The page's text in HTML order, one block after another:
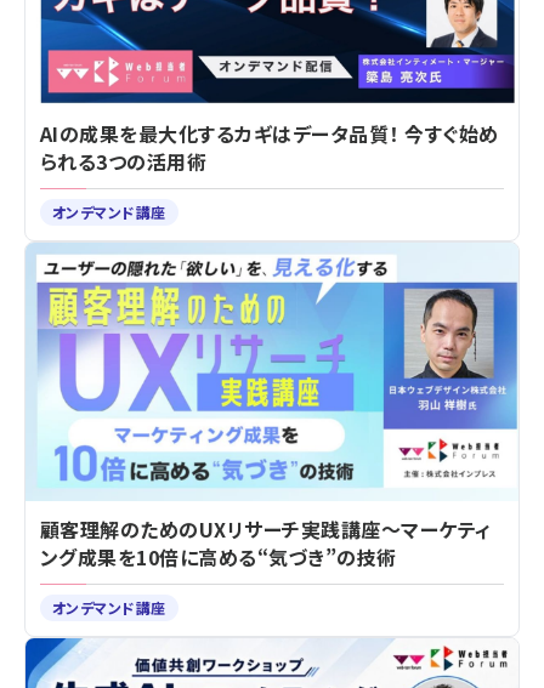
AIの成果を最大化するカギはデータ品質！ 今すぐ始め
られる3つの活用術
オンデマンド講座
顧客理解のためのUXリサーチ実践講座～マーケティ
ング成果を10倍に高める“気づき”の技術
オンデマンド講座